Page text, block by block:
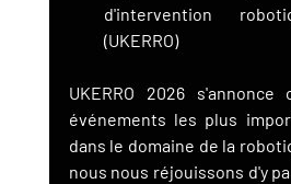
d'intervention
(UKERRO)
UKERRO 2026
événements les plus
dans le domaine de la
nous nous réjouissons d'y